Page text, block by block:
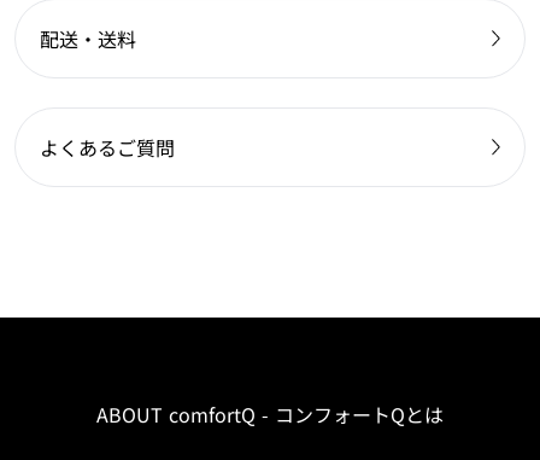
配送・送料
よくあるご質問
ABOUT comfortQ - コンフォートQとは